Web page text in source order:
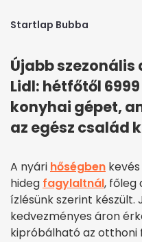
Startlap Bubba
Újabb
Lidl: hétfőtől
konyhai gépet,
az egész család
A nyári hőségben
hideg fagylaltnál, főleg
ízlésünk szerint készült.
kedvezményes áron
kipróbálható az otthoni